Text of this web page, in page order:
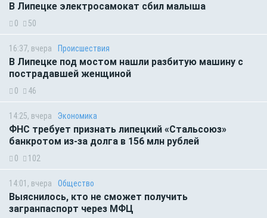
В Липецке электросамокат сбил малыша
0 50
16:37, вчера Происшествия
В Липецке под мостом нашли разбитую машину с
пострадавшей женщиной
0 46
14:25, вчера Экономика
ФНС требует признать липецкий «Стальсоюз»
банкротом из-за долга в 156 млн рублей
0 102
14:01, вчера Общество
Выяснилось, кто не сможет получить
загранпаспорт через МФЦ